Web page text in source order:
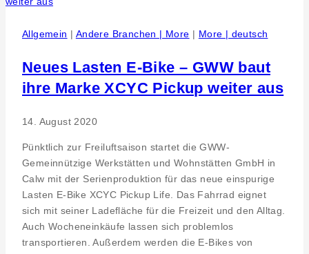
Allgemein | Andere Branchen | More | More | deutsch
Neues Lasten E-Bike – GWW baut
ihre Marke XCYC Pickup weiter aus
14. August 2020
Pünktlich zur Freiluftsaison startet die GWW-
Gemeinnützige Werkstätten und Wohnstätten GmbH in
Calw mit der Serienproduktion für das neue einspurige
Lasten E-Bike XCYC Pickup Life. Das Fahrrad eignet
sich mit seiner Ladefläche für die Freizeit und den Alltag.
Auch Wocheneinkäufe lassen sich problemlos
transportieren. Außerdem werden die E-Bikes von